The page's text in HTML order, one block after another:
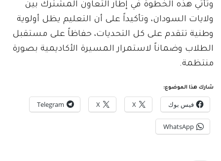
وتأتي هذه الخطوة في إطار التعاون المشترك بين
ولايات السودان، وتأكيداً على أن التعليم يظل أولوية
وطنية تتقدم على كل التحديات، حفاظاً على مستقبل
الطلاب وضماناً لاستمرار المسيرة الأكاديمية بصورة
منتظمة.
شارك هذا الموضوع:
فيس بوك X
X
Telegram
WhatsApp